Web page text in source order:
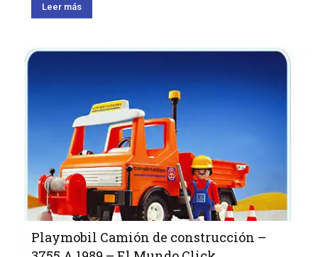
Leer más
Playmobil Camión de construcción –